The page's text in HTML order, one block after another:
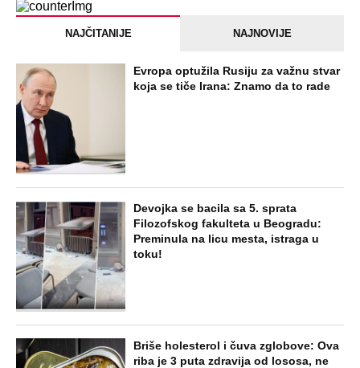
NAJČITANIJE NAJNOVIJE
Evropa optužila Rusiju za važnu stvar
koja se tiče Irana: Znamo da to rade
Devojka se bacila sa 5. sprata
Filozofskog fakulteta u Beogradu:
Preminula na licu mesta, istraga u
toku!
Briše holesterol i čuva zglobove: Ova
riba je 3 puta zdravija od lososa, ne